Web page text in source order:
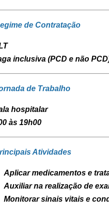
de Contratação
inclusiva (PCD e não
de Trabalho
hospitalar
às 19h00
Atividades
Aplicar medicamentos e
Auxiliar na realização de
Monitorar sinais vitais e